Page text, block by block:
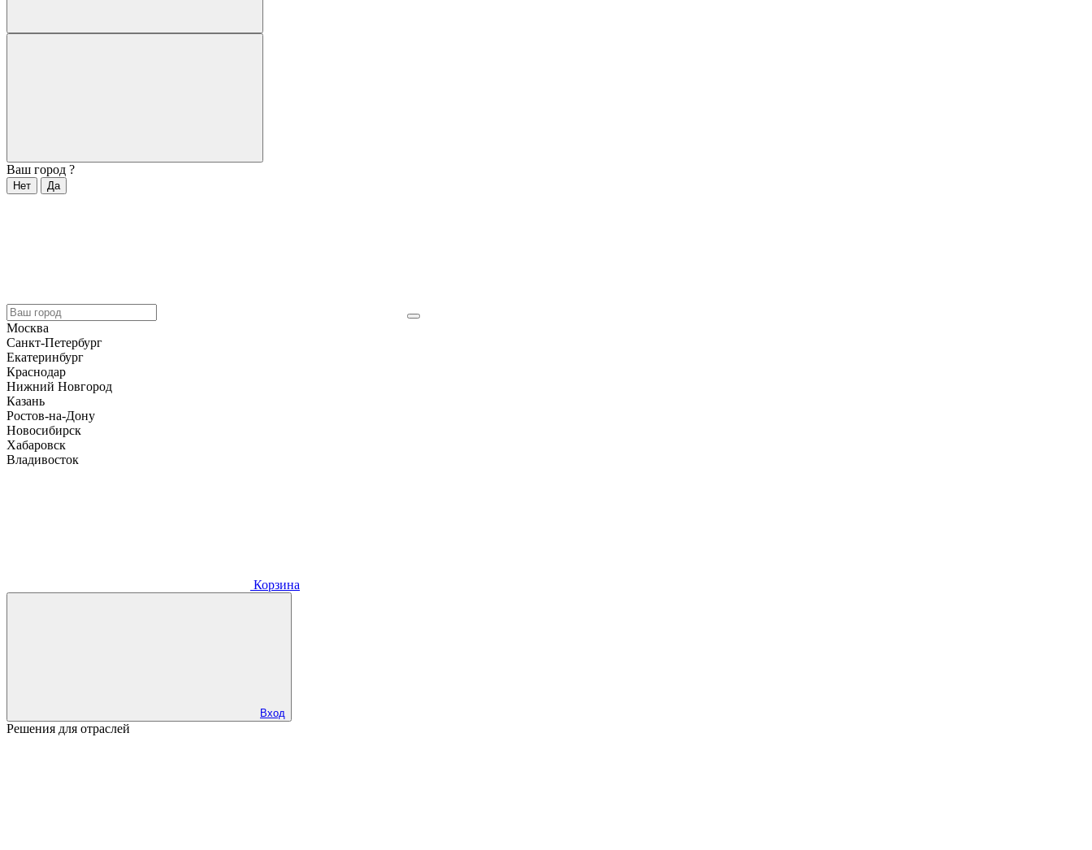
Ваш город ?
Нет Да
Москва
Санкт-Петербург
Екатеринбург
Краснодар
Нижний Новгород
Казань
Ростов-на-Дону
Новосибирск
Хабаровск
Владивосток
Корзина
Вход
Решения для отраслей